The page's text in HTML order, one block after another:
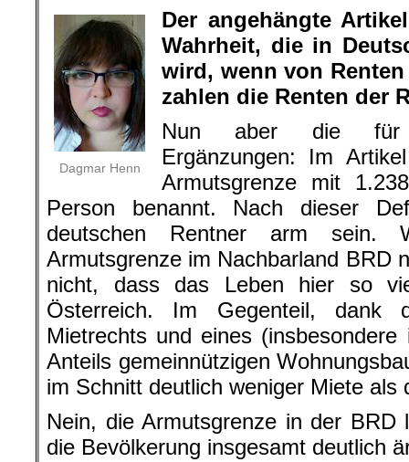
Dagmar Henn
Der angehängte
Wahrheit, die in
wird, wenn von
zahlen die Renten der
Nun aber die für
Ergänzungen: Im
Armutsgrenze mit
Person benannt. Nach dieser
deutschen Rentner arm sein.
Armutsgrenze im Nachbarland BRD
nicht, dass das Leben hier so
Österreich. Im Gegenteil, dank
Mietrechts und eines
Anteils gemeinnützigen
im Schnitt deutlich weniger Miete als
Nein, die Armutsgrenze in der BRD
die Bevölkerung insgesamt deutlich